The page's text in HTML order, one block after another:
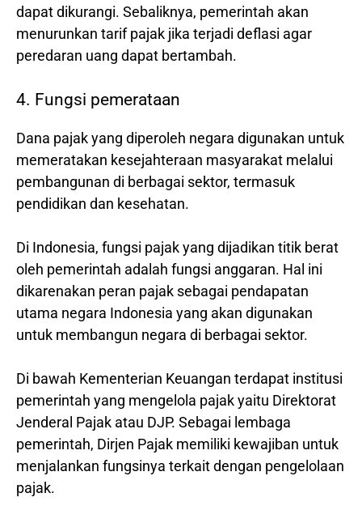
dapat dikurangi. Sebaliknya, pemerintah akan
menurunkan tarif pajak jika terjadi deflasi agar
peredaran uang dapat bertambah.
4. Fungsi pemerataan
Dana pajak yang diperoleh negara digunakan untuk
memeratakan kesejahteraan masyarakat melalui
pembangunan di berbagai sektor, termasuk
pendidikan dan kesehatan.
Di Indonesia, fungsi pajak yang dijadikan titik berat
oleh pemerintah adalah fungsi anggaran. Hal ini
dikarenakan peran pajak sebagai pendapatan
utama negara Indonesia yang akan digunakan
untuk membangun negara di berbagai sektor.
Di bawah Kementerian Keuangan terdapat institusi
pemerintah yang mengelola pajak yaitu Direktorat
Jenderal Pajak atau DJP. Sebagai lembaga
pemerintah, Dirjen Pajak memiliki kewajiban untuk
menjalankan fungsinya terkait dengan pengelolaan
pajak.